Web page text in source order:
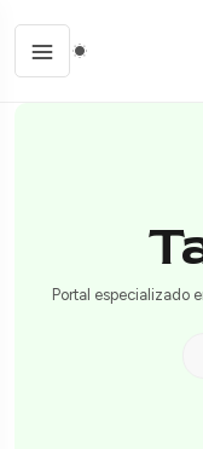
Portal especializado